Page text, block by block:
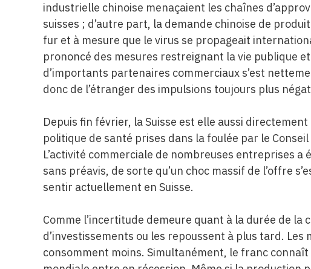
industrielle chinoise menaçaient les chaînes
suisses ; d’autre part, la demande chinoise de
fur et à mesure que le virus se propageait
prononcé des mesures restreignant la vie publique
d’importants partenaires commerciaux s’est
donc de l’étranger des impulsions toujours plus
Depuis fin février, la Suisse est elle aussi
politique de santé prises dans la foulée par le
L’activité commerciale de nombreuses entreprises
sans préavis, de sorte qu’un choc massif de l’offre
sentir actuellement en Suisse.
Comme l’incertitude demeure quant à la durée de
d’investissements ou les repoussent à plus tard.
consomment moins. Simultanément, le franc connaît